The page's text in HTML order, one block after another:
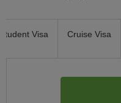
Cruise Visa
Student Visa